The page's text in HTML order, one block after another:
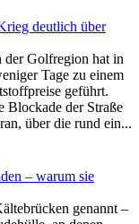
deutlich über
Golfregion hat in
Tage zu einem
geführt.
Blockade der Straße
über die rund ein...
– warum sie
genannt –